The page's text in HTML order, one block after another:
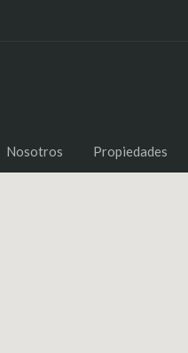
Nosotros Propiedades